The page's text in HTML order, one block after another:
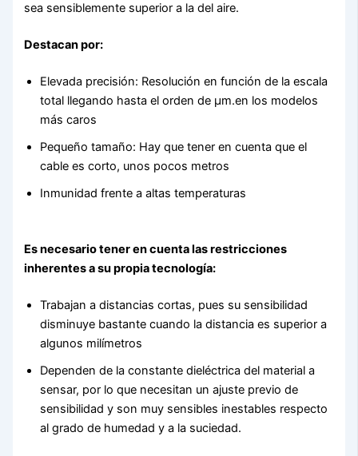
sea sensiblemente superior a la del aire.
Destacan por:
Elevada precisión: Resolución en función de la escala
total llegando hasta el orden de μm.en los modelos
más caros
Pequeño tamaño: Hay que tener en cuenta que el
cable es corto, unos pocos metros
Inmunidad frente a altas temperaturas
Es necesario tener en cuenta las restricciones
inherentes a su propia tecnología:
Trabajan a distancias cortas, pues su sensibilidad
disminuye bastante cuando la distancia es superior a
algunos milímetros
Dependen de la constante dieléctrica del material a
sensar, por lo que necesitan un ajuste previo de
sensibilidad y son muy sensibles inestables respecto
al grado de humedad y a la suciedad.